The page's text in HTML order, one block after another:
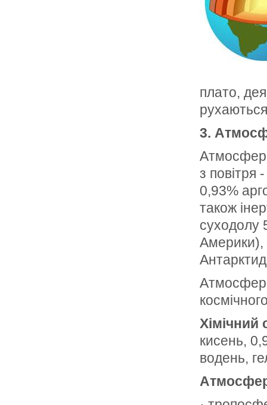
плато,
3.
з повітря
0,93%
також
суходолу
Америки),
кисень,
водень,